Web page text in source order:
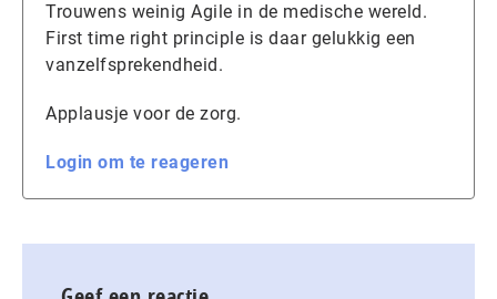
Trouwens weinig Agile in de medische wereld.
First time right principle is daar gelukkig een
vanzelfsprekendheid.
Applausje voor de zorg.
Login om te reageren